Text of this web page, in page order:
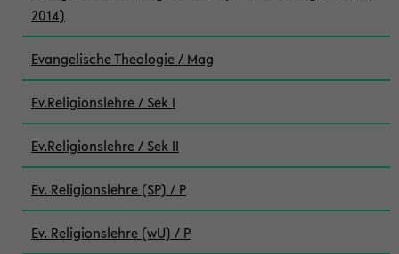
2014)
Evangelische Theologie / Mag
Ev.Religionslehre / Sek I
Ev.Religionslehre / Sek II
Ev. Religionslehre (SP) / P
Ev. Religionslehre (wU) / P